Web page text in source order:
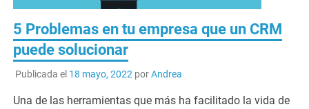
5 Problemas en tu empresa que un CRM
puede solucionar
Publicada el 18 mayo, 2022 porAndrea
Una de las herramientas que más ha facilitado la vida de